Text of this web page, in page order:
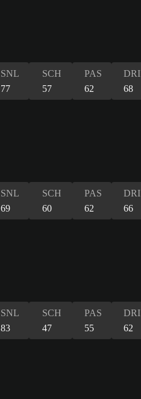
SNL
77
SCH
57
PAS
62
DRI
68
SNL
69
SCH
60
PAS
62
DRI
66
SNL
83
SCH
47
PAS
55
DRI
62